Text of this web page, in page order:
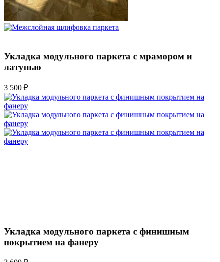
Укладка модульного паркета с мрамором и
латунью
3 500 ₽
Укладка модульного паркета с финишным
покрытием на фанеру